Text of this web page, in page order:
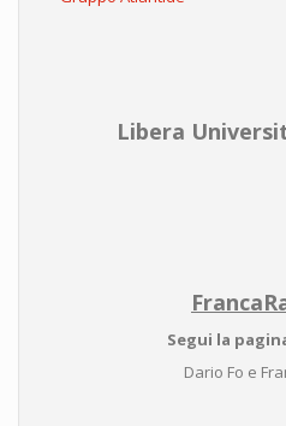
Libera
Segui la
Dario Fo e